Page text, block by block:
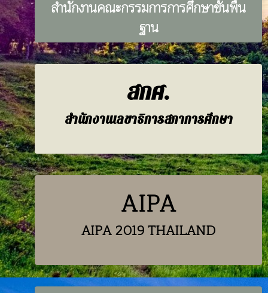
สำนักงานคณะกรรมการการศึกษาขั้นพื้น
ฐาน
สกศ.
สำนักงานเลขาธิการสภาการศึกษา
AIPA
AIPA 2019 THAILAND